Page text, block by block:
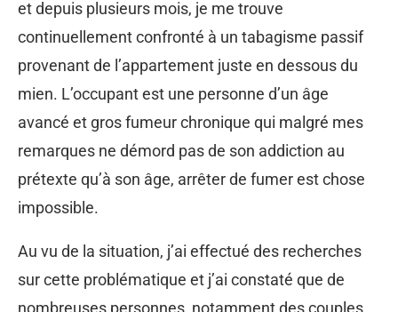
et depuis plusieurs mois, je me trouve
continuellement confronté à un tabagisme passif
provenant de l’appartement juste en dessous du
mien. L’occupant est une personne d’un âge
avancé et gros fumeur chronique qui malgré mes
remarques ne démord pas de son addiction au
prétexte qu’à son âge, arrêter de fumer est chose
impossible.
Au vu de la situation, j’ai effectué des recherches
sur cette problématique et j’ai constaté que de
nombreuses personnes, notamment des couples